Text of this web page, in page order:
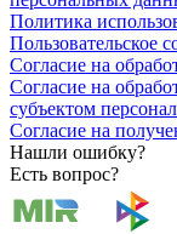
Политика
Пользовательское
Согласие на
Согласие на
субъектом
Согласие на
Нашли ошибку?
Есть вопрос?